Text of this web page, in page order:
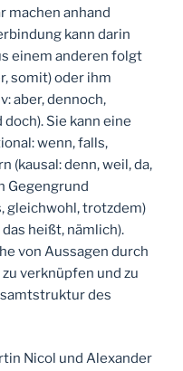
machen anhand
kann darin
einem anderen folgt
somit) oder ihm
aber, dennoch,
Sie kann eine
wenn, falls,
(kausal: denn, weil, da,
Gegengrund
gleichwohl, trotzdem)
heißt, nämlich).
von Aussagen durch
verknüpfen und zu
des
Nicol und Alexander